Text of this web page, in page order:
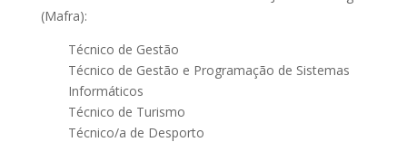
(Mafra):
Técnico de Gestão
Técnico de Gestão e Programação de Sistemas
Informáticos
Técnico de Turismo
Técnico/a de Desporto